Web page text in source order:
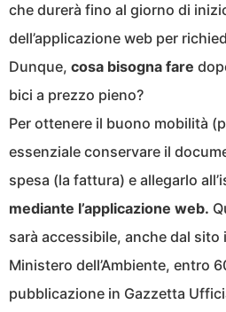
che durerà fino al giorno di
dell’applicazione web per
Dunque, cosa bisogna fare
bici a prezzo pieno?
Per ottenere il buono mobilità
essenziale conservare il
spesa (la fattura) e allegarlo
mediante l’applicazione web.
sarà accessibile, anche dal
Ministero dell’Ambiente, entro
pubblicazione in Gazzetta